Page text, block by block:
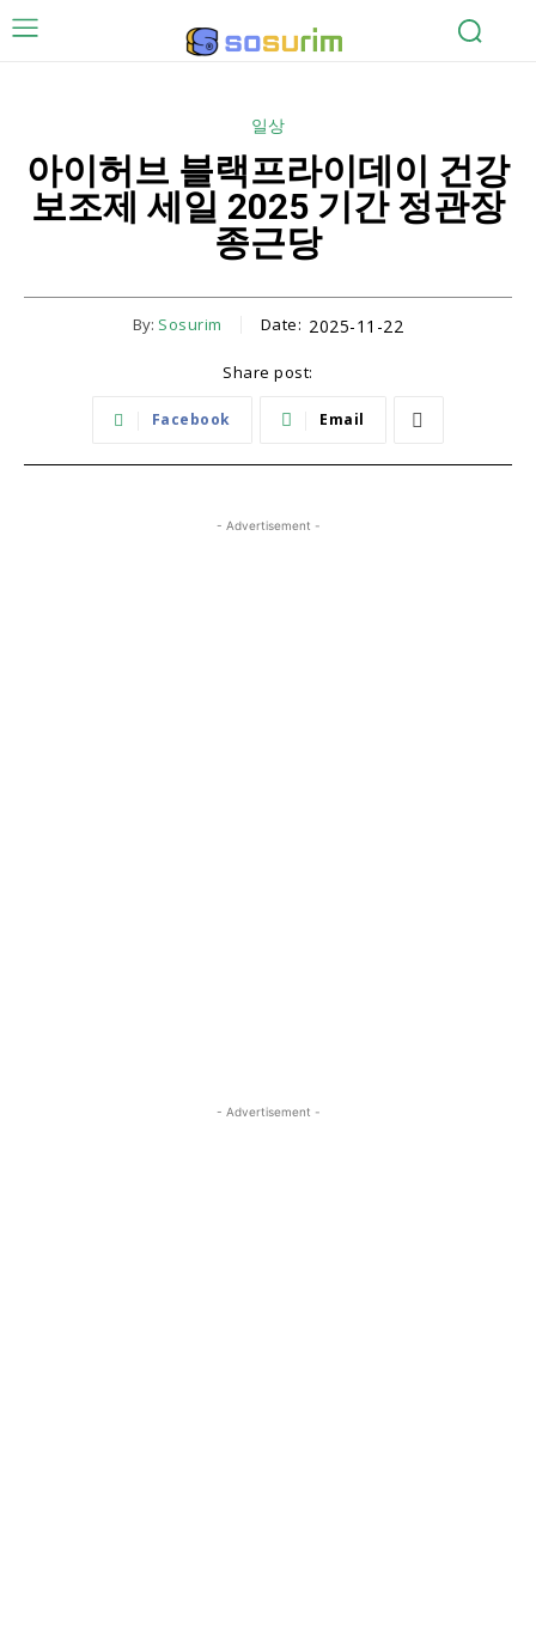
일상
아이허브 블랙프라이데이 건강
보조제 세일 2025 기간 정관장
종근당
By: Sosurim Date: 2025-11-22
Share post:
Facebook Email
- Advertisement -
- Advertisement -